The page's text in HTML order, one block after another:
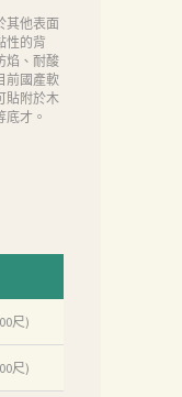
其他表面
性的背
焰、耐酸
前國產軟
貼附於木
才。
尺)
尺)